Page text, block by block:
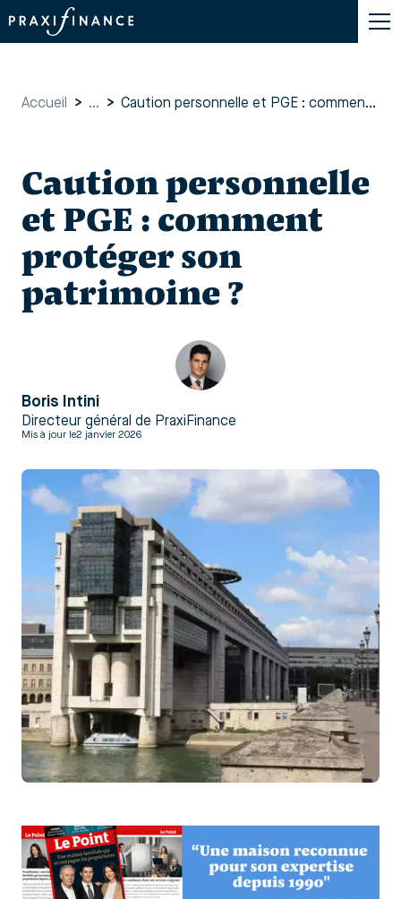
Accueil > ... > Caution personnelle et PGE : comment protéger son patrimoine ?
Caution personnelle
et PGE : comment
protéger son
patrimoine ?
Boris Intini
Directeur général de PraxiFinance
Mis à jour le2 janvier 2026